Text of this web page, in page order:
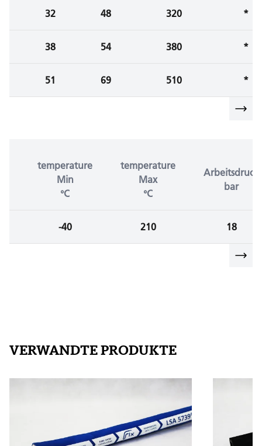
32 48 320 *
38 54 380 *
51 69 510 *
temperature
Min
°C
temperature
Max
°C
Arbeitsdruck
bar
-40 210 18
VERWANDTE PRODUKTE